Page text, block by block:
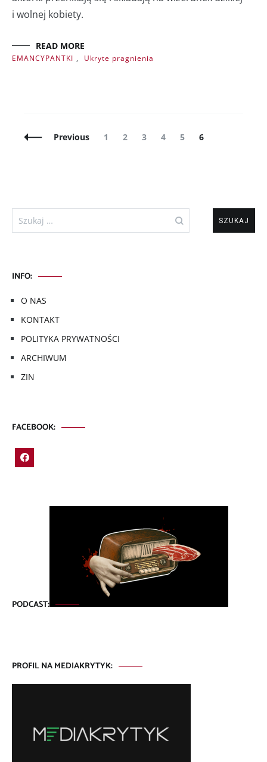
i wolnej kobiety.
READ MORE
EMANCYPANTKI , Ukryte pragnienia
Posts
Previous Page
1 Page
2 Page
3 Page
4 Page
5 Page
6
Szukaj:
INFO:
O NAS
KONTAKT
POLITYKA PRYWATNOŚCI
ARCHIWUM
ZIN
FACEBOOK:
PODCAST:
PROFIL NA MEDIAKRYTYK: